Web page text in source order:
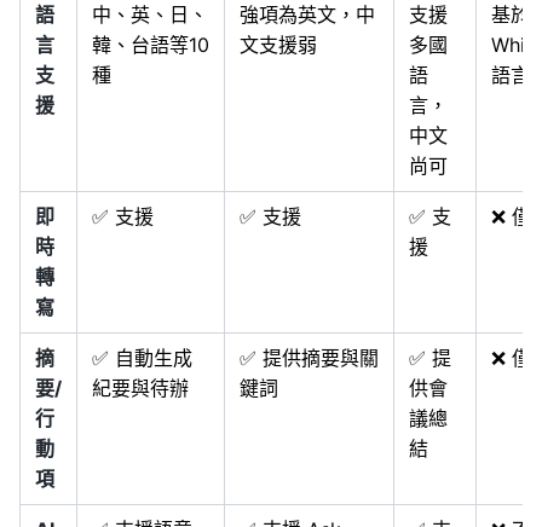
語
言
支
援
中、英、日、
韓、台語等10
種
強項為英文，中
文支援弱
支援
多國
語
言，
中文
尚可
基於
語言
即
時
轉
寫
✅ 支援 ✅ 支援
✅ 支
援
❌ 僅
摘
要/
行
動
項
✅ 自動生成
紀要與待辦
✅ 提供摘要與關
鍵詞
✅ 提
供會
議總
結
❌ 僅